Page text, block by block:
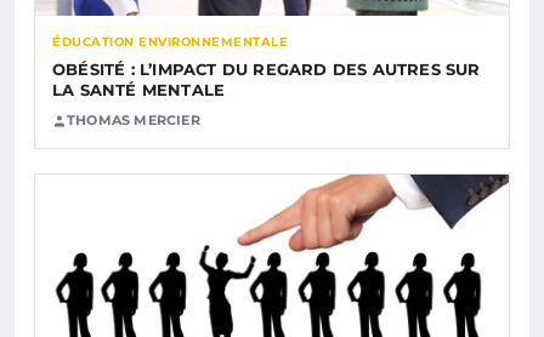
ÉDUCATION ENVIRONNEMENTALE
OBÉSITÉ : L’IMPACT DU REGARD DES AUTRES SUR
LA SANTÉ MENTALE
THOMAS MERCIER